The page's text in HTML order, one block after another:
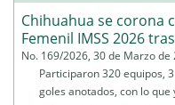
Chihuahua se corona
Femenil IMSS 2026
No. 169/2026, 30 de Marzo de
Participaron 320 equipos,
goles anotados, con lo